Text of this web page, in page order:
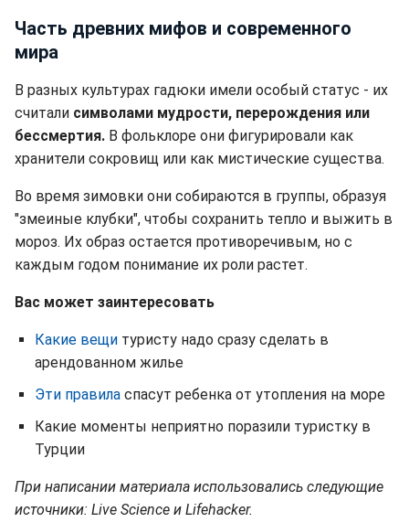
Часть древних мифов и современного
мира
В разных культурах гадюки имели особый статус - их
считали символами мудрости, перерождения или
бессмертия. В фольклоре они фигурировали как
хранители сокровищ или как мистические существа.
Во время зимовки они собираются в группы, образуя
"змеиные клубки", чтобы сохранить тепло и выжить в
мороз. Их образ остается противоречивым, но с
каждым годом понимание их роли растет.
Вас может заинтересовать
Какие вещи туристу надо сразу сделать в
арендованном жилье
Эти правила спасут ребенка от утопления на море
Какие моменты неприятно поразили туристку в
Турции
При написании материала использовались следующие
источники: Live Science и Lifehacker.